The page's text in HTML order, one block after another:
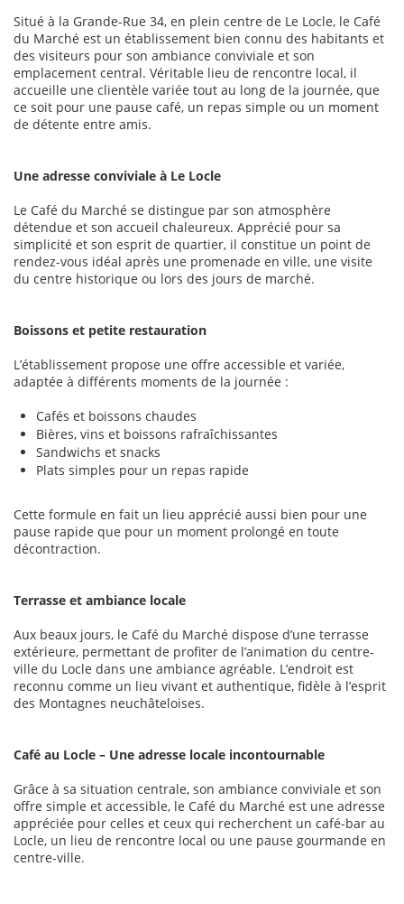
Situé à la Grande-Rue 34, en plein centre de Le Locle, le Café
du Marché est un établissement bien connu des habitants et
des visiteurs pour son ambiance conviviale et son
emplacement central. Véritable lieu de rencontre local, il
accueille une clientèle variée tout au long de la journée, que
ce soit pour une pause café, un repas simple ou un moment
de détente entre amis.
Une adresse conviviale à Le Locle
Le Café du Marché se distingue par son atmosphère
détendue et son accueil chaleureux. Apprécié pour sa
simplicité et son esprit de quartier, il constitue un point de
rendez-vous idéal après une promenade en ville, une visite
du centre historique ou lors des jours de marché.
Boissons et petite restauration
L’établissement propose une offre accessible et variée,
adaptée à différents moments de la journée :
Cafés et boissons chaudes
Bières, vins et boissons rafraîchissantes
Sandwichs et snacks
Plats simples pour un repas rapide
Cette formule en fait un lieu apprécié aussi bien pour une
pause rapide que pour un moment prolongé en toute
décontraction.
Terrasse et ambiance locale
Aux beaux jours, le Café du Marché dispose d’une terrasse
extérieure, permettant de profiter de l’animation du centre-
ville du Locle dans une ambiance agréable. L’endroit est
reconnu comme un lieu vivant et authentique, fidèle à l’esprit
des Montagnes neuchâteloises.
Café au Locle – Une adresse locale incontournable
Grâce à sa situation centrale, son ambiance conviviale et son
offre simple et accessible, le Café du Marché est une adresse
appréciée pour celles et ceux qui recherchent un café-bar au
Locle, un lieu de rencontre local ou une pause gourmande en
centre-ville.